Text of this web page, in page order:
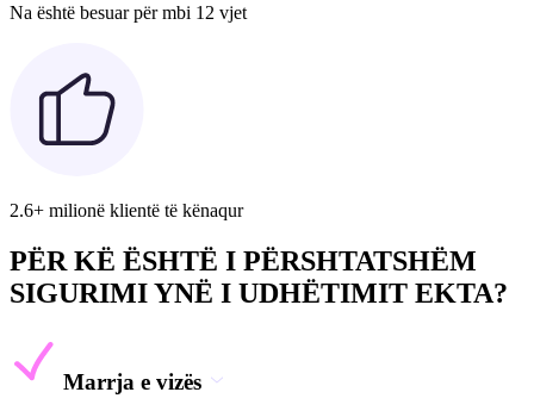
Na është besuar për mbi 12 vjet
2.6+ milionë klientë të kënaqur
PËR KË ËSHTË I PËRSHTATSHËM
SIGURIMI YNË I UDHËTIMIT EKTA?
Marrja e vizës